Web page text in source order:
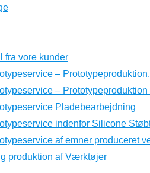
fra vore kunder
–
–
Pladebearbejdning
indenfor Silicone
af emner produceret
produktion af Værktøjer